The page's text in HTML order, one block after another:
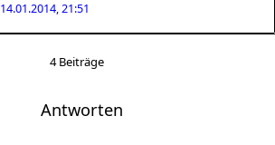
14.01.2014, 21:51
4 Beiträge
Antworten